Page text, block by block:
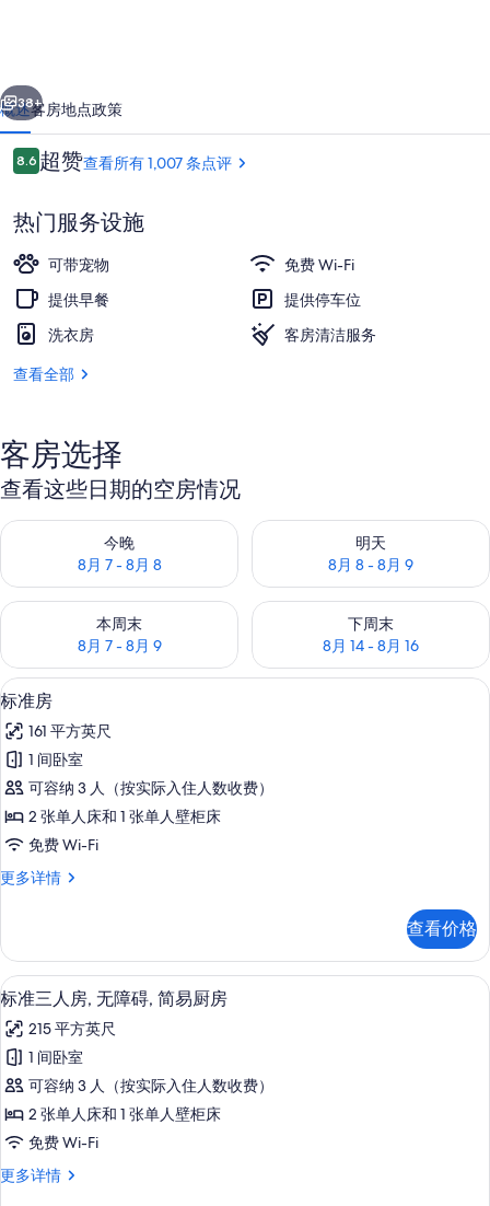
酒
店
的
照
片
库
门厅
个 下一个
38+
概述客房地点政策
点
评
8.68.6/10
超赞查看所有 1,007 条点评
热门服务设施
可带宠物
免费 Wi-Fi
提供早餐
提供停车位
洗衣房
客房清洁服务
查看全部
客房选择
查看这些日期的空房情况
今晚
8月 7 - 8月 8
查看今晚的空房情况：8月 7 - 8月 8
明天
8月 8 - 8月 9
查看明天的空房情况：8月 8 -
本周末
8月 7 - 8月 9
查看本周末的空房情况：8月 7 - 8月 9
下周末
8月 14 - 8月 16
查看下周末的空房情况：8月
显
示
标
准
房
的
有
片
标准房 | 办公桌、遮光窗帘、熨斗/熨
8
标准房
161 平方英尺
1 间卧室
可容纳 3 人（按实际入住人数收费）
2 张单人床和 1 张单人壁柜床
免费 Wi-Fi
更多详情
标
多
信
息
查看价格
显
示
标
准
三
人
无
标准三人房, 无障碍, 简易厨房 | 办公
6
标准三人房, 无障碍, 简易厨房
215 平方英尺
1 间卧室
可容纳 3 人（按实际入住人数收费）
2 张单人床和 1 张单人壁柜床
免费 Wi-Fi
更多详情
标